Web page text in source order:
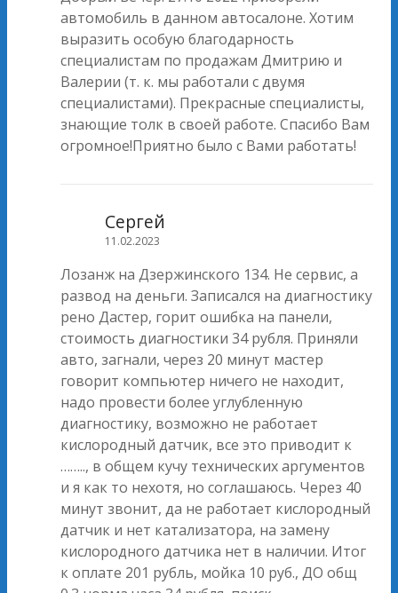
автомобиль в данном автосалоне. Хотим
выразить особую благодарность
специалистам по продажам Дмитрию и
Валерии (т. к. мы работали с двумя
специалистами). Прекрасные специалисты,
знающие толк в своей работе. Спасибо Вам
огромное!Приятно было с Вами работать!
Сергей
11.02.2023
Лозанж на Дзержинского 134. Не сервис, а
развод на деньги. Записался на диагностику
рено Дастер, горит ошибка на панели,
стоимость диагностики 34 рубля. Приняли
авто, загнали, через 20 минут мастер
говорит компьютер ничего не находит,
надо провести более углубленную
диагностику, возможно не работает
кислородный датчик, все это приводит к
…….., в общем кучу технических аргументов
и я как то нехотя, но соглашаюсь. Через 40
минут звонит, да не работает кислородный
датчик и нет катализатора, на замену
кислородного датчика нет в наличии. Итог
к оплате 201 рубль, мойка 10 руб., ДО общ